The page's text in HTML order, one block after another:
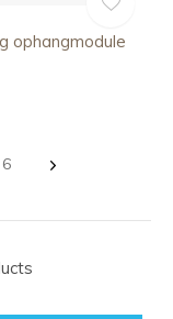
ophangmodule
6